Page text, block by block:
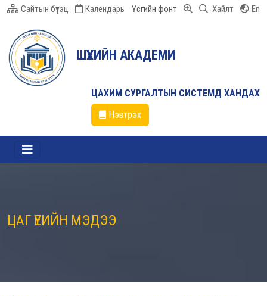
Сайтын бүтэц Календарь Үсгийн фонт Хайлт En
ШҮҮХИЙН АКАДЕМИ
ЦАХИМ СУРГАЛТЫН СИСТЕМД ХАНДАХ
Нэвтрэх
ЦАГ ҮЕИЙН МЭДЭЭ